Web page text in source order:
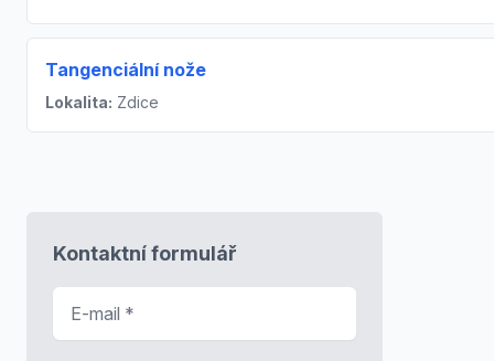
Tangenciální nože
Lokalita: Zdice
Kontaktní formulář